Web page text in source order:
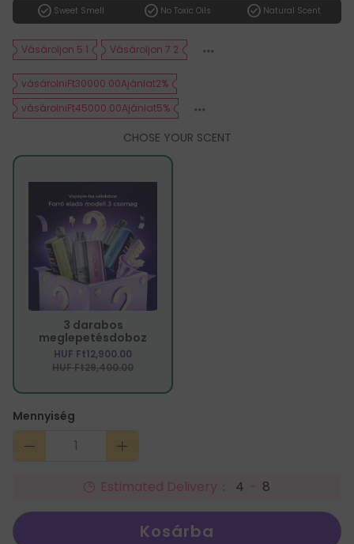
check_circle Sweet Smell check_circle No Toxic Oils check_circle Natural Scent
Vásároljon 5 1 Vásároljon 7 2
vásárolniFt30000.00Ajánlat2%
vásárolniFt45000.00Ajánlat5%
CHOSE YOUR SCENT
3 darabos
meglepetésdoboz
HUF Ft12,900.00
HUF Ft29,400.00
Mennyiség
Estimated Delivery： 4 - 8
Kosárba